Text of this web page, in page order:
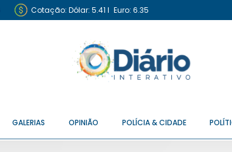
Cotação: Dólar: 5.41 I Euro: 6.35
GALERIAS OPINIÃO POLÍCIA & CIDADE